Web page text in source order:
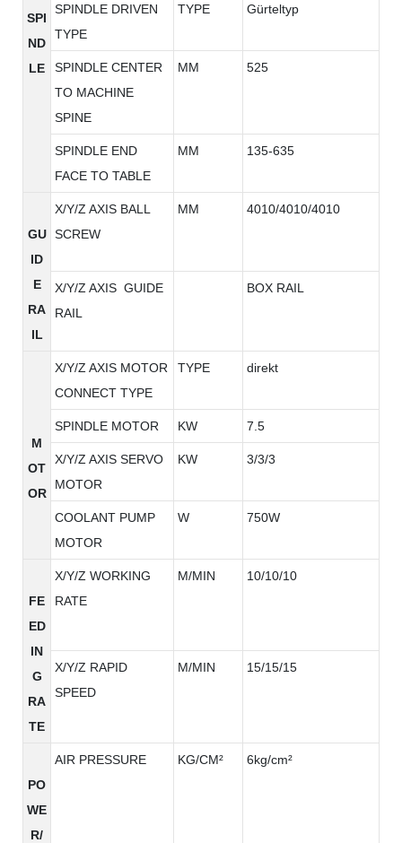
SPI
ND
LE
SPINDLE DRIVEN
TYPE
TYPE Gürteltyp
SPINDLE CENTER
TO MACHINE
SPINE
MM 525
SPINDLE END
FACE TO TABLE
MM 135-635
GU
ID
E
RA
IL
X/Y/Z AXIS BALL
SCREW
MM 4010/4010/4010
X/Y/Z AXIS GUIDE
RAIL
BOX RAIL
M
OT
OR
X/Y/Z AXIS MOTOR
CONNECT TYPE
TYPE direkt
SPINDLE MOTOR KW 7.5
X/Y/Z AXIS SERVO
MOTOR
KW 3/3/3
COOLANT PUMP
MOTOR
W 750W
FE
ED
IN
G
RA
TE
X/Y/Z WORKING
RATE
M/MIN 10/10/10
X/Y/Z RAPID
SPEED
M/MIN 15/15/15
PO
WE
R/
AIR PRESSURE KG/CM² 6kg/cm²